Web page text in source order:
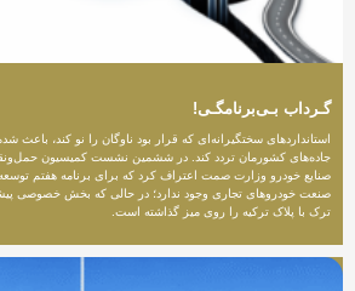
گـرداب بـی‌برنامگـی!
جاده‌های کشورمان تردد کند. در ششمین نشست کمیسیون
صنایع خودرو وزارت صمت اعتراف کرد که برای برنامه هفتم
صنعت خودروهای تجاری وجود ندارد؛ در حالی که بخش خصوصی
ترک با پلاک ترکیه را روی میز گذاشته است.